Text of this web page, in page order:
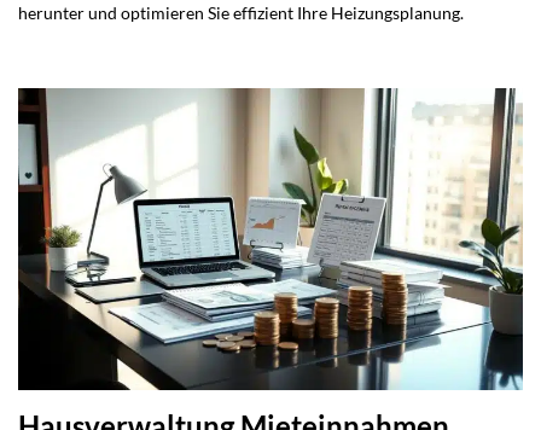
herunter und optimieren Sie effizient Ihre Heizungsplanung.